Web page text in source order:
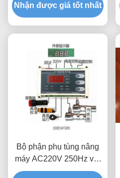
đỡ cho WICKHAM
Building Hoist
Nhận được giá tốt nhất
Bộ phận phụ tùng nâng
máy AC220V 250Hz với
màn hình kỹ thuật số